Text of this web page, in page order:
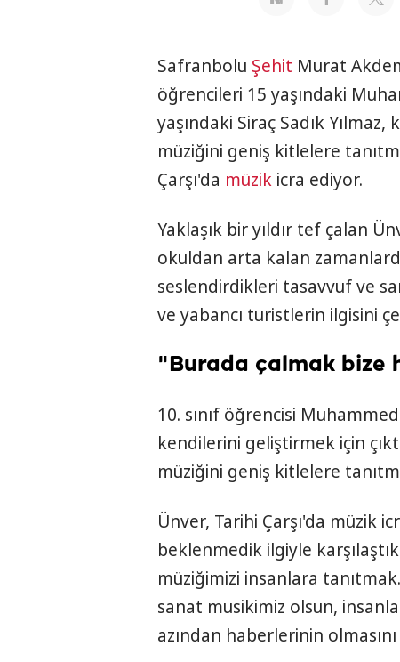
Safranbolu Şehit Murat
öğrencileri 15 yaşındaki
yaşındaki Siraç Sadık
müziğini geniş kitlelere
Çarşı'da müzik icra ediyor.
Yaklaşık bir yıldır tef çalan
okuldan arta kalan
seslendirdikleri tasavvuf ve
ve yabancı turistlerin ilgisini
"Burada çalmak bize
10. sınıf öğrencisi
kendilerini geliştirmek için
müziğini geniş kitlelere
Ünver, Tarihi Çarşı'da müzik
beklenmedik ilgiyle
müziğimizi insanlara
sanat musikimiz olsun,
azından haberlerinin